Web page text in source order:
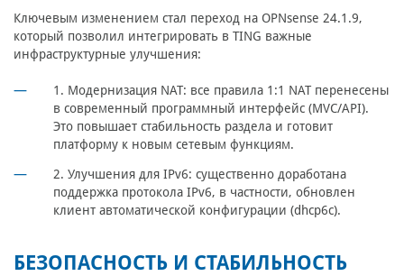
Ключевым изменением стал переход на OPNsense 24.1.9,
который позволил интегрировать в TING важные
инфраструктурные улучшения:
1. Модернизация NAT: все правила 1:1 NAT перенесены
в современный программный интерфейс (MVC/API).
Это повышает стабильность раздела и готовит
платформу к новым сетевым функциям.
2. Улучшения для IPv6: существенно доработана
поддержка протокола IPv6, в частности, обновлен
клиент автоматической конфигурации (dhcp6c).
БЕЗОПАСНОСТЬ И СТАБИЛЬНОСТЬ